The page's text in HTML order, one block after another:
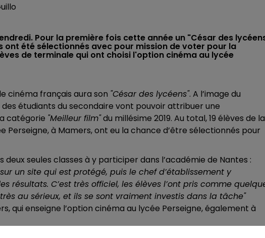
Pour la première fois cette année un "César des
ont été sélectionnés avec pour mission de voter pour la
de terminale qui ont choisi l'option cinéma au lycée
cinéma français aura son "César des lycéens". A l’image du
étudiants du secondaire vont pouvoir attribuer une
catégorie "Meilleur film"du millésime 2019. Au total, 19 élèves de la
à Mamers, ont eu la chance d’être sélectionnés pour
deux seules classes à y participer dans l’académie de Nantes :
un site qui est protégé, puis le chef d’établissement y
résultats. C’est très officiel, les élèves l’ont pris comme
au sérieux, et ils se sont vraiment investis dans la tâche"
qui enseigne l’option cinéma au lycée Perseigne, également à